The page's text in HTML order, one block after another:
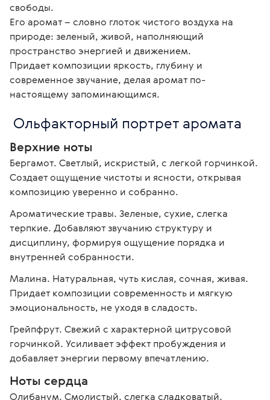
свободы.
Его аромат – словно глоток чистого воздуха на
природе: зеленый, живой, наполняющий
пространство энергией и движением.
Придает композиции яркость, глубину и
современное звучание, делая аромат по-
настоящему запоминающимся.
Ольфакторный портрет аромата
Верхние ноты
Бергамот. Светлый, искристый, с легкой горчинкой.
Создает ощущение чистоты и ясности, открывая
композицию уверенно и собранно.
Ароматические травы. Зеленые, сухие, слегка
терпкие. Добавляют звучанию структуру и
дисциплину, формируя ощущение порядка и
внутренней собранности.
Малина. Натуральная, чуть кислая, сочная, живая.
Придает композиции современность и мягкую
эмоциональность, не уходя в сладость.
Грейпфрут. Свежий с характерной цитрусовой
горчинкой. Усиливает эффект пробуждения и
добавляет энергии первому впечатлению.
Ноты сердца
Олибанум. Смолистый, слегка сладковатый.